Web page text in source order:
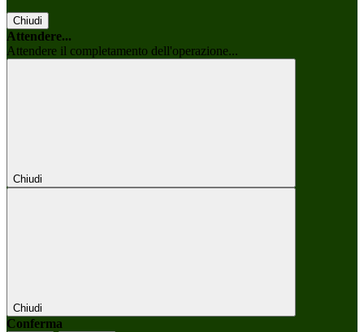
Chiudi
Attendere...
Attendere il completamento dell'operazione...
Chiudi
Chiudi
Conferma